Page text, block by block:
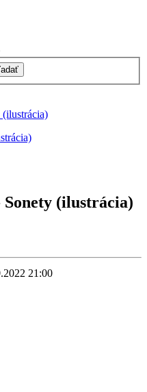
(ilustrácia)
(ilustrácia)
21:00